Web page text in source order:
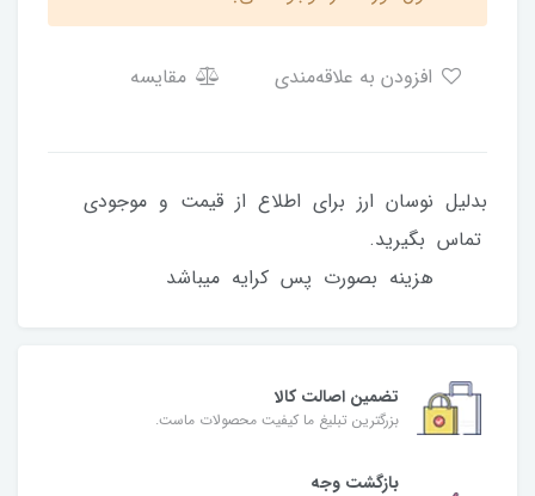
مقایسه
بدلیل نوسان ارز برای اطلاع از قیمت و موجودی
تماس بگیرید.
هزینه بصورت پس کرایه میباشد
تضمین اصالت کالا
بزرگترین تبلیغ ما کیفیت محصولات ماست.
بازگشت وجه